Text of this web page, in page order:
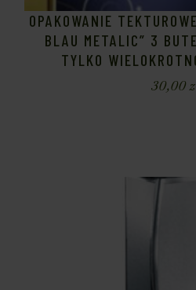
OPAKOWANIE
BLAU METALIC” 3
TYLKO
30,00